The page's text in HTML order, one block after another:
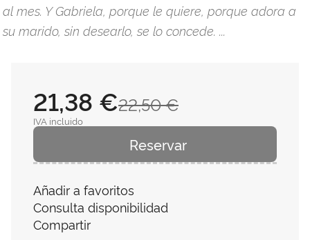
al mes. Y Gabriela, porque le quiere, porque adora a
su marido, sin desearlo, se lo concede. ...
22,50 €
21,38 €
IVA incluido
Reservar
Añadir a favoritos
Consulta disponibilidad
Compartir